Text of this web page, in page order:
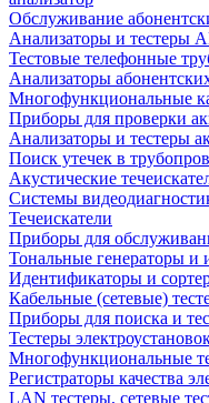
Обслуживание
Анализаторы и тестеры
Тестовые телефонные
Анализаторы
Многофункциональные
Приборы для проверки
Анализаторы и тестеры
Поиск утечек в
Акустические
Системы
Течеискатели
Приборы для
Тональные генераторы
Идентификаторы и
Кабельные (сетевые)
Приборы для поиска и
Тестеры
Многофункциональные
Регистраторы качества
LAN тестеры, сетевые